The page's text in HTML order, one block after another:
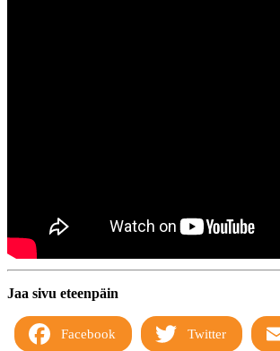
Jaa sivu eteenpäin
Facebook Twitter